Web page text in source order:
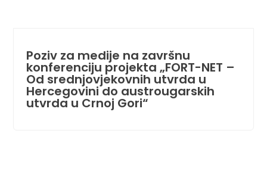
Poziv za medije na završnu
konferenciju projekta „FORT-NET –
Od srednjovjekovnih utvrda u
Hercegovini do austrougarskih
utvrda u Crnoj Gori“